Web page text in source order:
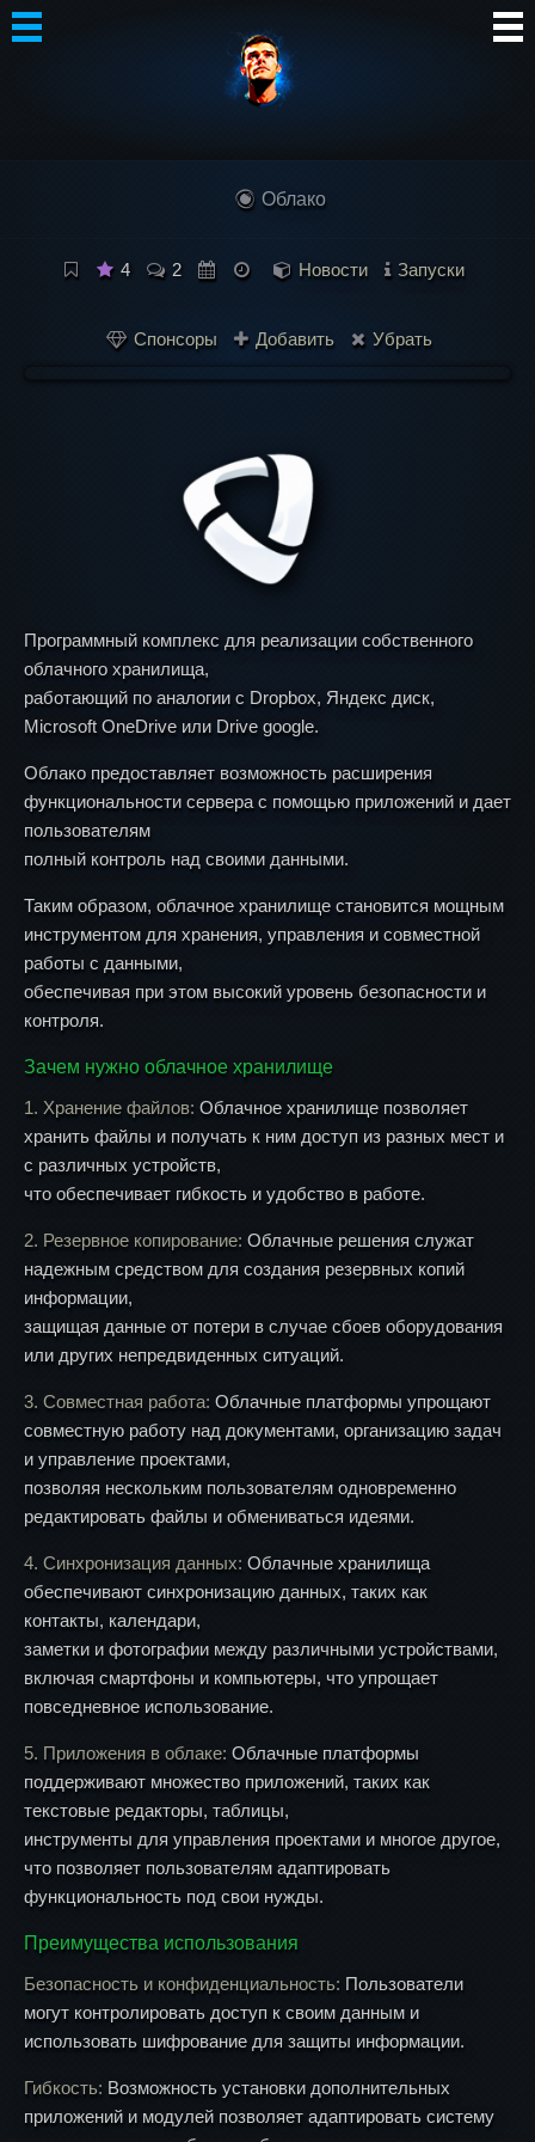
Блог
Облако
4 2 Новости Запуски
Спонсоры Добавить Убрать
Программный комплекс для реализации собственного
облачного хранилища,
работающий по аналогии с Dropbox, Яндекс диск,
Microsoft OneDrive или Drive google.
Облако предоставляет возможность расширения
функциональности сервера с помощью приложений и дает
пользователям
полный контроль над своими данными.
Таким образом, облачное хранилище становится мощным
инструментом для хранения, управления и совместной
работы с данными,
обеспечивая при этом высокий уровень безопасности и
контроля.
Зачем нужно облачное хранилище
1. Хранение файлов: Облачное хранилище позволяет
хранить файлы и получать к ним доступ из разных мест и
с различных устройств,
что обеспечивает гибкость и удобство в работе.
2. Резервное копирование: Облачные решения служат
надежным средством для создания резервных копий
информации,
защищая данные от потери в случае сбоев оборудования
или других непредвиденных ситуаций.
3. Совместная работа: Облачные платформы упрощают
совместную работу над документами, организацию задач
и управление проектами,
позволяя нескольким пользователям одновременно
редактировать файлы и обмениваться идеями.
4. Синхронизация данных: Облачные хранилища
обеспечивают синхронизацию данных, таких как
контакты, календари,
заметки и фотографии между различными устройствами,
включая смартфоны и компьютеры, что упрощает
повседневное использование.
5. Приложения в облаке: Облачные платформы
поддерживают множество приложений, таких как
текстовые редакторы, таблицы,
инструменты для управления проектами и многое другое,
что позволяет пользователям адаптировать
функциональность под свои нужды.
Преимущества использования
Безопасность и конфиденциальность: Пользователи
могут контролировать доступ к своим данным и
использовать шифрование для защиты информации.
Гибкость: Возможность установки дополнительных
приложений и модулей позволяет адаптировать систему